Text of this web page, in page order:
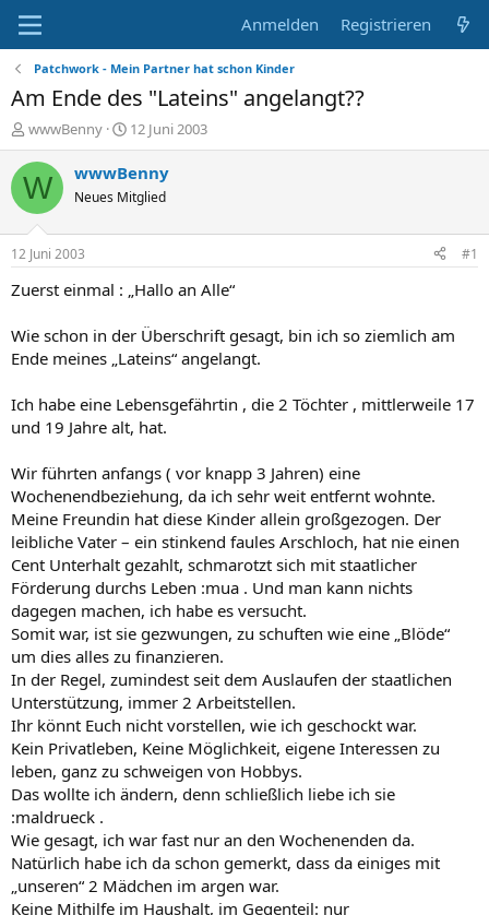
Anmelden Registrieren
Patchwork - Mein Partner hat schon Kinder
Am Ende des "Lateins" angelangt??
E
r
s
t
e
r
wwwBenny
E
r
s
t
e
t
a
m
12 Juni 2003
W wwwBenny
Neues Mitglied
12 Juni 2003 #1
Zuerst einmal : „Hallo an Alle“
Wie schon in der Überschrift gesagt, bin ich so ziemlich am
Ende meines „Lateins“ angelangt.
Ich habe eine Lebensgefährtin , die 2 Töchter , mittlerweile 17
und 19 Jahre alt, hat.
Wir führten anfangs ( vor knapp 3 Jahren) eine
Wochenendbeziehung, da ich sehr weit entfernt wohnte.
Meine Freundin hat diese Kinder allein großgezogen. Der
leibliche Vater – ein stinkend faules Arschloch, hat nie einen
Cent Unterhalt gezahlt, schmarotzt sich mit staatlicher
Förderung durchs Leben :mua . Und man kann nichts
dagegen machen, ich habe es versucht.
Somit war, ist sie gezwungen, zu schuften wie eine „Blöde“
um dies alles zu finanzieren.
In der Regel, zumindest seit dem Auslaufen der staatlichen
Unterstützung, immer 2 Arbeitstellen.
Ihr könnt Euch nicht vorstellen, wie ich geschockt war.
Kein Privatleben, Keine Möglichkeit, eigene Interessen zu
leben, ganz zu schweigen von Hobbys.
Das wollte ich ändern, denn schließlich liebe ich sie
:maldrueck .
Wie gesagt, ich war fast nur an den Wochenenden da.
Natürlich habe ich da schon gemerkt, dass da einiges mit
„unseren“ 2 Mädchen im argen war.
Keine Mithilfe im Haushalt, im Gegenteil: nur